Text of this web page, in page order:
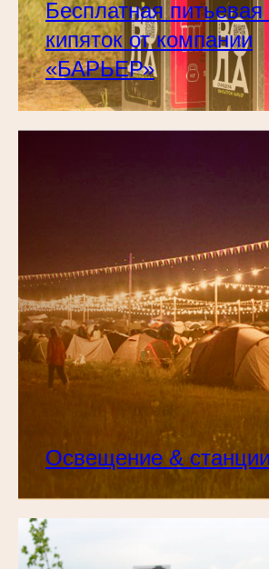
Бесплатная
кипяток от компании
«БАРЬЕР»
Освещение &